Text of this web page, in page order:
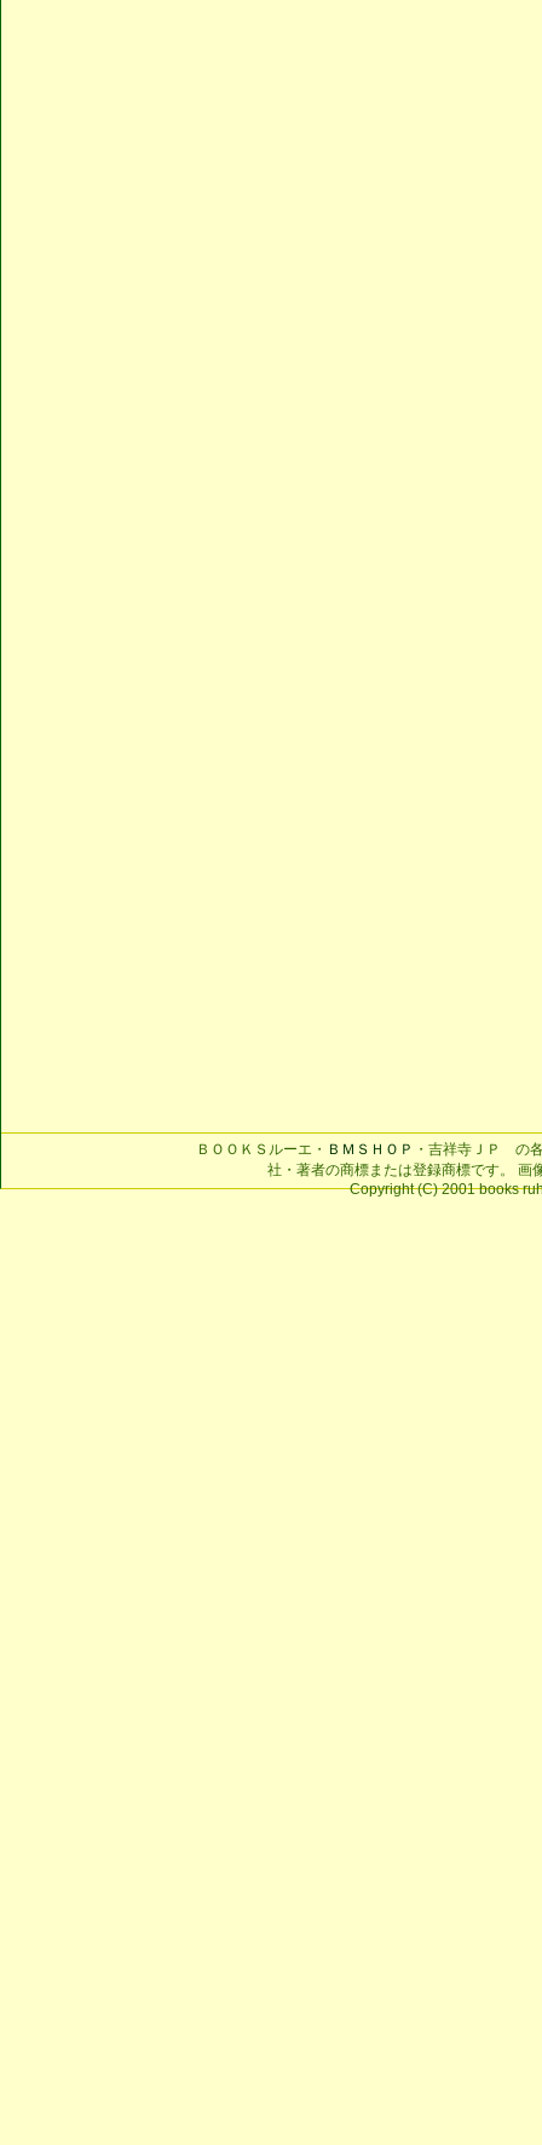
ＢＯＯＫＳルーエ・ ＢＭＳＨＯＰ ・吉祥寺ＪＰ の
社・著者の商標または登録商標です。 画
Copyright (C) 2001 books